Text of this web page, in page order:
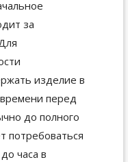
за
изделие в
перед
до полного
потребоваться
часа в